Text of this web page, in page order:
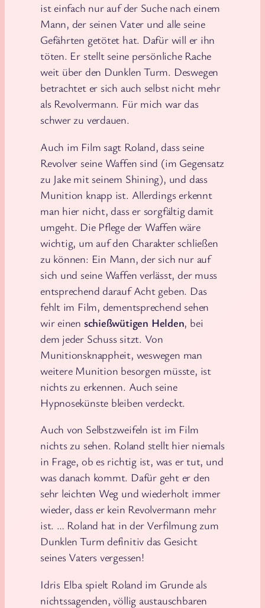
ist einfach nur auf der Suche nach einem
Mann, der seinen Vater und alle seine
Gefährten getötet hat. Dafür will er ihn
töten. Er stellt seine persönliche Rache
weit über den Dunklen Turm. Deswegen
betrachtet er sich auch selbst nicht mehr
als Revolvermann. Für mich war das
schwer zu verdauen.
Auch im Film sagt Roland, dass seine
Revolver seine Waffen sind (im Gegensatz
zu Jake mit seinem Shining), und dass
Munition knapp ist. Allerdings erkennt
man hier nicht, dass er sorgfältig damit
umgeht. Die Pflege der Waffen wäre
wichtig, um auf den Charakter schließen
zu können: Ein Mann, der sich nur auf
sich und seine Waffen verlässt, der muss
entsprechend darauf Acht geben. Das
fehlt im Film, dementsprechend sehen
wir einen schießwütigen Helden, bei
dem jeder Schuss sitzt. Von
Munitionsknappheit, weswegen man
weitere Munition besorgen müsste, ist
nichts zu erkennen. Auch seine
Hypnosekünste bleiben verdeckt.
Auch von Selbstzweifeln ist im Film
nichts zu sehen. Roland stellt hier niemals
in Frage, ob es richtig ist, was er tut, und
was danach kommt. Dafür geht er den
sehr leichten Weg und wiederholt immer
wieder, dass er kein Revolvermann mehr
ist. … Roland hat in der Verfilmung zum
Dunklen Turm definitiv das Gesicht
seines Vaters vergessen!
Idris Elba spielt Roland im Grunde als
nichtssagenden, völlig austauschbaren